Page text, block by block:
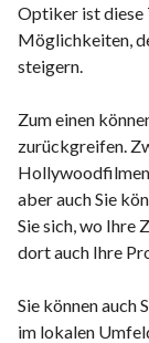
Optiker ist diese
Möglichkeiten,
steigern.
Zum einen
zurückgreifen.
aber auch Sie
Sie sich, wo Ihre
dort auch Ihre
Sie können auch
im lokalen